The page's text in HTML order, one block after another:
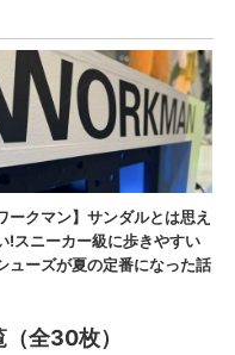
全30枚）